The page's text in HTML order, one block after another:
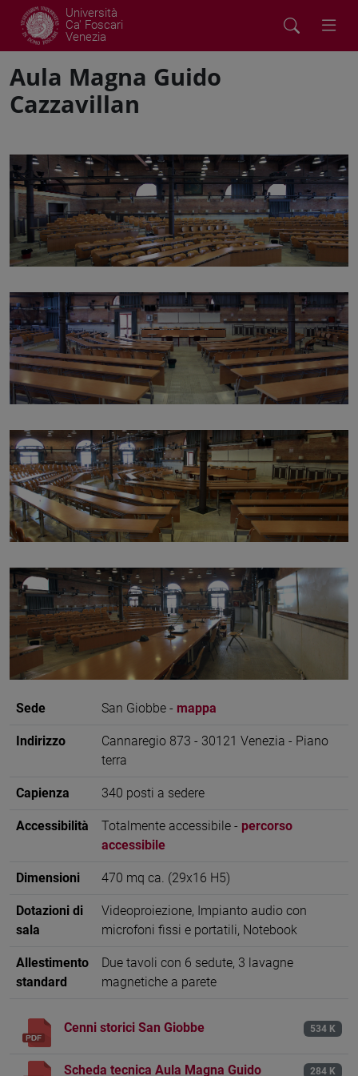
Università
Ca' Foscari
Venezia
Aula Magna Guido
Cazzavillan
Sede San Giobbe - mappa
Indirizzo
Cannaregio 873 - 30121 Venezia - Piano
terra
Capienza 340 posti a sedere
Accessibilità Totalmente accessibile - percorso
accessibile
Dimensioni 470 mq ca. (29x16 H5)
Dotazioni di
sala
Videoproiezione, Impianto audio con
microfoni fissi e portatili, Notebook
Allestimento
standard
Due tavoli con 6 sedute, 3 lavagne
magnetiche a parete
Cenni storici San Giobbe 534 K
Scheda tecnica Aula Magna Guido
284 K